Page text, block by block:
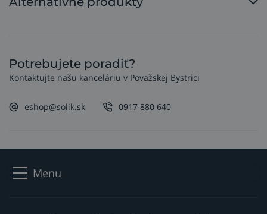
Potrebujete poradiť?
Kontaktujte našu kanceláriu v Považskej Bystrici
eshop@solik.sk 0917 880 640
Menu